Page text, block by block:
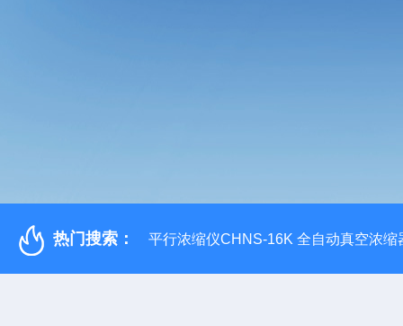
热门搜索： 平行浓缩仪CHNS-16K 全自动真空浓缩